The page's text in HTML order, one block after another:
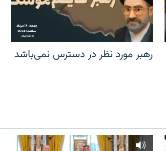
رهبر مورد نظر در دسترس نمی‌باشد